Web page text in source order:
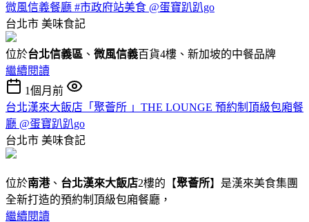
微風信義餐廳 #市政府站美食 @蛋寶趴趴go
台北市 美味食記
位於台北信義區 、 微風信義百貨4樓、新加坡的中餐品牌
繼續閱讀
1個月前
台北漢來大飯店「聚薈所 」THE LOUNGE 預約制頂級包廂餐
廳 @蛋寶趴趴go
台北市 美味食記
位於南港、 台北漢來大飯店2樓的【聚薈所】是漢來美食集團
全新打造的預約制頂級包廂餐廳，
繼續閱讀